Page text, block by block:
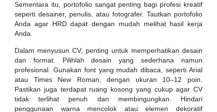
Sementara itu, portofolio sangat penting bagi profesi kreatif
seperti desainer, penulis, atau fotografer. Tautkan portofolio
Anda agar HRD dapat dengan mudah melihat hasil kerja
Anda.
Dalam menyusun CV, penting untuk memperhatikan desain
dan format. Pilihlah desain yang sederhana namun
profesional. Gunakan font yang mudah dibaca, seperti Arial
atau Times New Roman, dengan ukuran 10–12 poin.
Pastikan juga terdapat ruang kosong yang cukup agar CV
tidak terlihat penuh dan membingungkan. Hindari
penggunaan warna mencolok atau elemen dekoratif